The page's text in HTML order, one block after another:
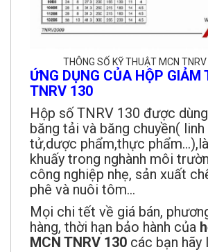
THÔNG SỐ KỸ THUẬT MCN
ỨNG DỤNG CỦA HỘP GIẢM
TNRV 130
Hộp số TNRV 130 được
băng tải và băng chuyền(
tử,dược phẩm,thực
khuấy trong nghành môi
công nghiệp nhẹ, sản xuất
phê và nuôi tôm...
Mọi chi tết về giá bán,
hàng, thời hạn bảo hành của
MCN TNRV 130 các bạn hãy